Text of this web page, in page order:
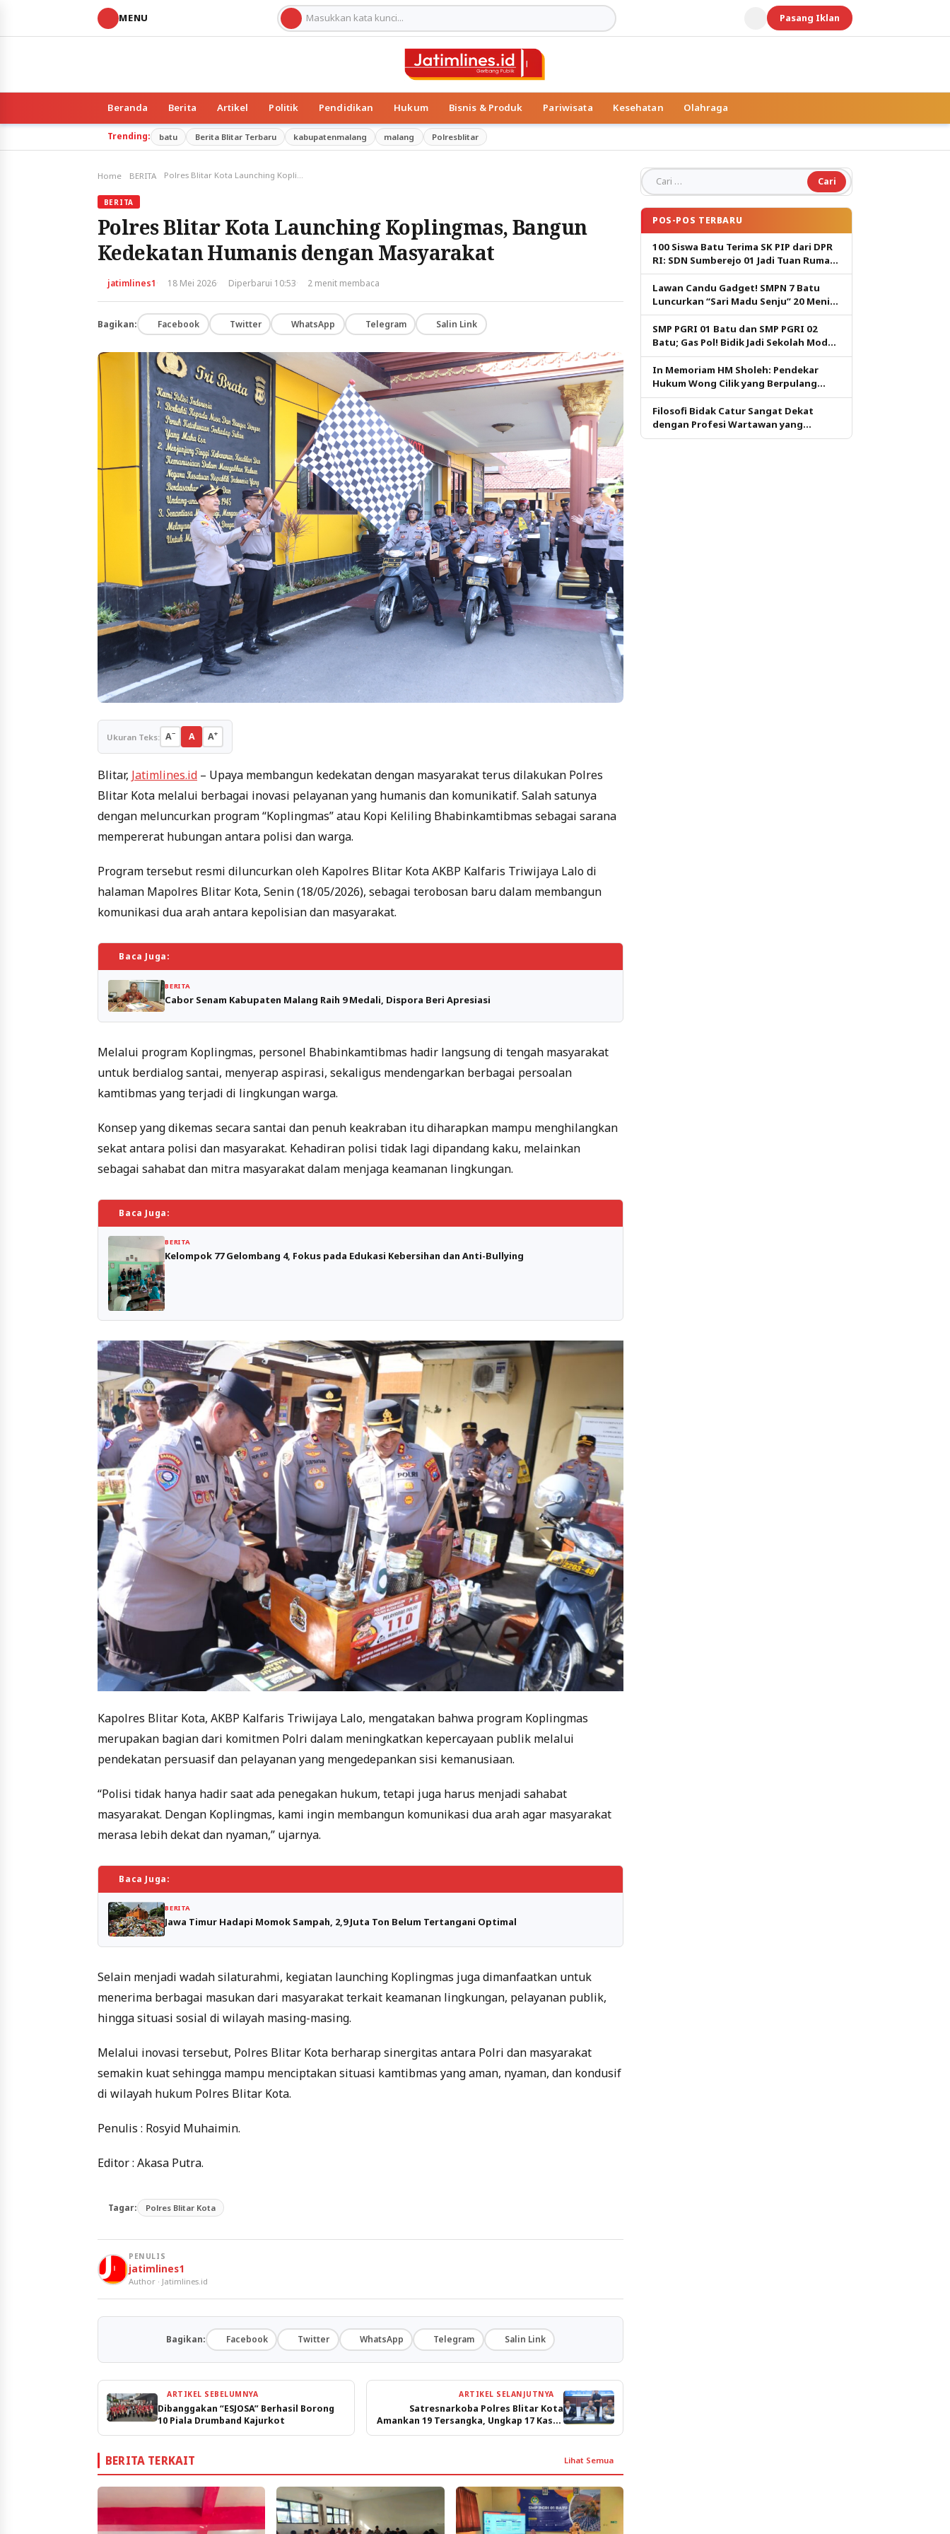
MENU Pasang Iklan
Beranda Berita Artikel Politik Pendidikan Hukum Bisnis & Produk Pariwisata Kesehatan Olahraga
Trending: batu Berita Blitar Terbaru kabupatenmalang malang Polresblitar
Home BERITA
BERITA
Polres Blitar Kota Launching Koplingmas, Bangun
Kedekatan Humanis dengan Masyarakat
jatimlines1· 18 Mei 2026· Diperbarui 10:53· 2 menit membaca
Bagikan: Facebook Twitter WhatsApp Telegram Salin Link
Ukuran Teks: A− A A+
Blitar, Jatimlines.id – Upaya membangun kedekatan dengan masyarakat terus dilakukan Polres
Blitar Kota melalui berbagai inovasi pelayanan yang humanis dan komunikatif. Salah satunya
dengan meluncurkan program “Koplingmas” atau Kopi Keliling Bhabinkamtibmas sebagai sarana
mempererat hubungan antara polisi dan warga.
Program tersebut resmi diluncurkan oleh Kapolres Blitar Kota AKBP Kalfaris Triwijaya Lalo di
halaman Mapolres Blitar Kota, Senin (18/05/2026), sebagai terobosan baru dalam membangun
komunikasi dua arah antara kepolisian dan masyarakat.
Baca Juga:
BERITA
Cabor Senam Kabupaten Malang Raih 9 Medali, Dispora Beri Apresiasi
Melalui program Koplingmas, personel Bhabinkamtibmas hadir langsung di tengah masyarakat
untuk berdialog santai, menyerap aspirasi, sekaligus mendengarkan berbagai persoalan
kamtibmas yang terjadi di lingkungan warga.
Konsep yang dikemas secara santai dan penuh keakraban itu diharapkan mampu menghilangkan
sekat antara polisi dan masyarakat. Kehadiran polisi tidak lagi dipandang kaku, melainkan
sebagai sahabat dan mitra masyarakat dalam menjaga keamanan lingkungan.
Baca Juga:
BERITA
Kelompok 77 Gelombang 4, Fokus pada Edukasi Kebersihan dan Anti-Bullying
Kapolres Blitar Kota, AKBP Kalfaris Triwijaya Lalo, mengatakan bahwa program Koplingmas
merupakan bagian dari komitmen Polri dalam meningkatkan kepercayaan publik melalui
pendekatan persuasif dan pelayanan yang mengedepankan sisi kemanusiaan.
“Polisi tidak hanya hadir saat ada penegakan hukum, tetapi juga harus menjadi sahabat
masyarakat. Dengan Koplingmas, kami ingin membangun komunikasi dua arah agar masyarakat
merasa lebih dekat dan nyaman,” ujarnya.
Baca Juga:
BERITA
Jawa Timur Hadapi Momok Sampah, 2,9 Juta Ton Belum Tertangani Optimal
Selain menjadi wadah silaturahmi, kegiatan launching Koplingmas juga dimanfaatkan untuk
menerima berbagai masukan dari masyarakat terkait keamanan lingkungan, pelayanan publik,
hingga situasi sosial di wilayah masing-masing.
Melalui inovasi tersebut, Polres Blitar Kota berharap sinergitas antara Polri dan masyarakat
semakin kuat sehingga mampu menciptakan situasi kamtibmas yang aman, nyaman, dan kondusif
di wilayah hukum Polres Blitar Kota.
Penulis : Rosyid Muhaimin.
Editor : Akasa Putra.
Tagar: Polres Blitar Kota
PENULIS
jatimlines1
Author · Jatimlines.id
Bagikan: Facebook Twitter WhatsApp Telegram Salin Link
ARTIKEL SEBELUMNYA
Dibanggakan “ESJOSA” Berhasil Borong
10 Piala Drumband Kajurkot
ARTIKEL SELANJUTNYA
Satresnarkoba Polres Blitar Kota
Amankan 19 Tersangka, Ungkap 17 Kasus
Dibulan April 2026
BERITA TERKAIT Lihat Semua
Cari untuk:
POS-POS TERBARU
100 Siswa Batu Terima SK PIP dari DPR
RI: SDN Sumberejo 01 Jadi Tuan Rumah,
Harapan Baru Pendidikan Gratis
Lawan Candu Gadget! SMPN 7 Batu
Luncurkan “Sari Madu Senju” 20 Menit
Cetak Generasi Pembaca
SMP PGRI 01 Batu dan SMP PGRI 02
Batu; Gas Pol! Bidik Jadi Sekolah Model
PM dan KKA Pertama di Kota Batu
In Memoriam HM Sholeh: Pendekar
Hukum Wong Cilik yang Berpulang
dalam Ketulusan
Filosofi Bidak Catur Sangat Dekat
dengan Profesi Wartawan yang
Dituntut Berpikir Kritis